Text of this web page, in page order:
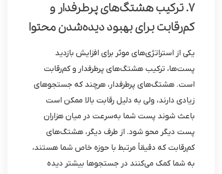
7. ترکیب هشتگ‌های پرطرفدار و
کم‌رقابت برای بهبود دیده‌شدن محتوا
یکی از استراتژی‌های موثر برای افزایش بازدید
پست‌ها، ترکیب هشتگ‌های پرطرفدار و کم‌رقابت
است. هشتگ‌های پرطرفدار، هرچند که جستجوهای
زیادی دارند، ولی به دلیل رقابت بالا ممکن است
باعث شوند پست شما به‌سرعت در میان هزاران
پست دیگر محو شود. از طرف دیگر، هشتگ‌های
کم‌رقابت که دقیقاً مرتبط با حوزه خاص شما هستند،
به شما کمک می‌کنند در جستجوها بیشتر دیده